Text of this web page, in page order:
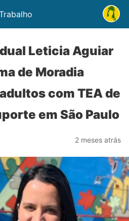
Leticia Aguiar
de Moradia
com TEA de
em São Paulo
2 meses atrás